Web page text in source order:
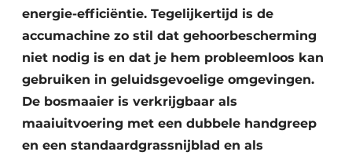
energie-efficiëntie. Tegelijkertijd is de
accumachine zo stil dat gehoorbescherming
niet nodig is en dat je hem probleemloos kan
gebruiken in geluidsgevoelige omgevingen.
De bosmaaier is verkrijgbaar als
maaiuitvoering met een dubbele handgreep
en een standaardgrassnijblad en als